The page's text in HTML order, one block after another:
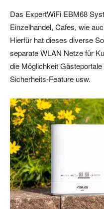
Das ExpertWiFi EBM68
Einzelhandel, Cafes, wie
Hierfür hat dieses diverse
separate WLAN Netze für
die Möglichkeit
Sicherheits-Feature usw.